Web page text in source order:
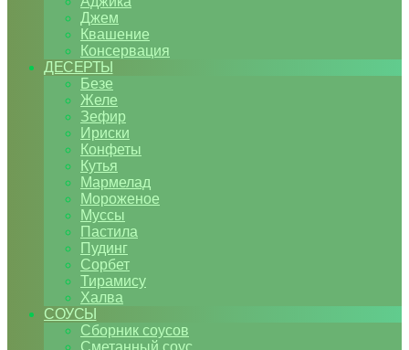
Джем
Квашение
Консервация
ДЕСЕРТЫ
Безе
Желе
Зефир
Ириски
Конфеты
Кутья
Мармелад
Мороженое
Муссы
Пастила
Пудинг
Сорбет
Тирамису
Халва
СОУСЫ
Сборник соусов
Сметанный соус